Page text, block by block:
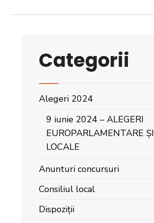
Categorii
Alegeri 2024
9 iunie 2024 – ALEGERI
EUROPARLAMENTARE ȘI
LOCALE
Anunturi concursuri
Consiliul local
Dispoziții